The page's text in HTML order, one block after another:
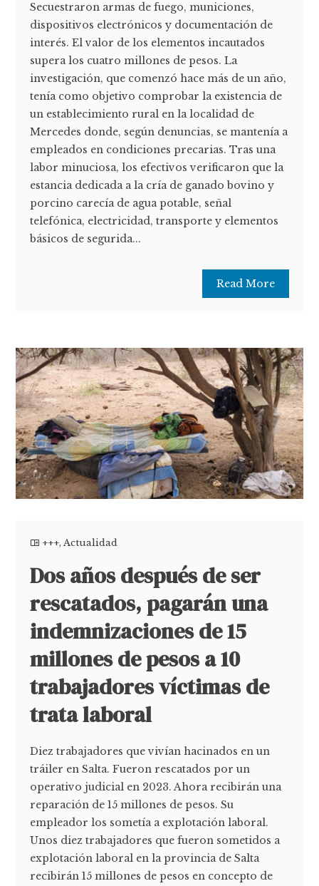
Secuestraron armas de fuego, municiones,
dispositivos electrónicos y documentación de
interés. El valor de los elementos incautados
supera los cuatro millones de pesos. La
investigación, que comenzó hace más de un año,
tenía como objetivo comprobar la existencia de
un establecimiento rural en la localidad de
Mercedes donde, según denuncias, se mantenía a
empleados en condiciones precarias. Tras una
labor minuciosa, los efectivos verificaron que la
estancia dedicada a la cría de ganado bovino y
porcino carecía de agua potable, señal
telefónica, electricidad, transporte y elementos
básicos de segurida...
Read More
+++,Actualidad
Dos años después de ser
rescatados, pagarán una
indemnizaciones de 15
millones de pesos a 10
trabajadores víctimas de
trata laboral
Diez trabajadores que vivían hacinados en un
tráiler en Salta. Fueron rescatados por un
operativo judicial en 2023. Ahora recibirán una
reparación de 15 millones de pesos. Su
empleador los sometía a explotación laboral.
Unos diez trabajadores que fueron sometidos a
explotación laboral en la provincia de Salta
recibirán 15 millones de pesos en concepto de